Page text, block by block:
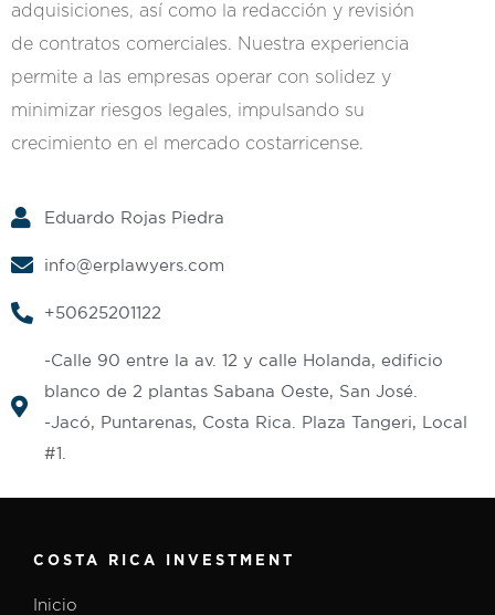
adquisiciones, así como la redacción y revisión
de contratos comerciales. Nuestra experiencia
permite a las empresas operar con solidez y
minimizar riesgos legales, impulsando su
crecimiento en el mercado costarricense.
Eduardo Rojas Piedra
info@erplawyers.com
+50625201122
-Calle 90 entre la av. 12 y calle Holanda, edificio
blanco de 2 plantas Sabana Oeste, San José.
-Jacó, Puntarenas, Costa Rica. Plaza Tangeri, Local
#1.
COSTA RICA INVESTMENT
Inicio